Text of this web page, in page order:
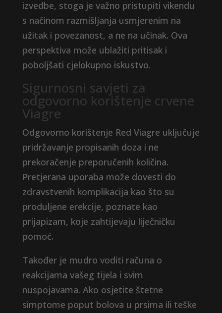
izvedbe, stoga je važno pristupiti vikendu
s načinom razmišljanja usmjerenim na
užitak i povezanost, a ne na učinak. Ova
perspektiva može ublažiti pritisak i
poboljšati cjelokupno iskustvo.
Sigurnosni savjeti za
odgovorno korištenje crvene
Viagre
Odgovorno korištenje Red Viagre uključuje
pridržavanje propisanih doza i ne
prekoračenje preporučenih količina.
Pretjerana uporaba može dovesti do
zdravstvenih komplikacija kao što su
produljene erekcije, poznate kao
prijapizam, koje zahtijevaju liječničku
pomoć.
Također je mudro voditi računa o
reakcijama vašeg tijela i svim
nuspojavama. Ako osjetite štetne
simptome poput bolova u prsima ili teške